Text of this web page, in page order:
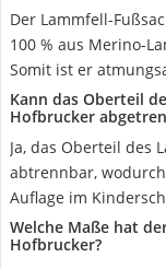
Der Lammfell-
100 % aus Merino-
Somit ist er
Kann das Oberteil
Hofbrucker
Ja, das Oberteil des
abtrennbar,
Auflage im
Welche Maße hat
Hofbrucker?